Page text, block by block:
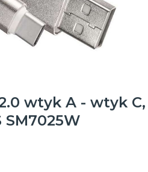
wtyk A - wtyk C,
SM7025W